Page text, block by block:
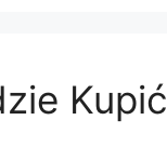
Kupić